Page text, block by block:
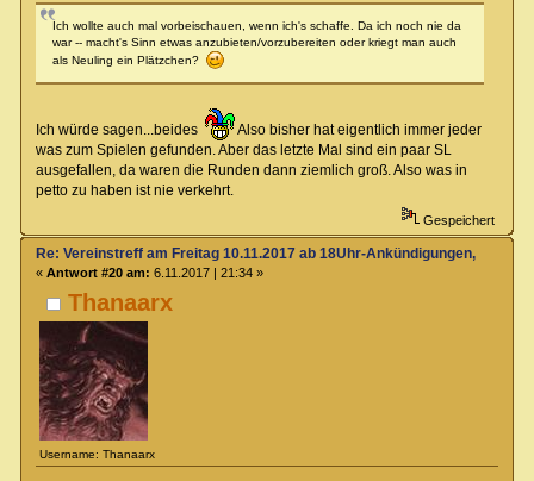
Ich wollte auch mal vorbeischauen, wenn ich's schaffe. Da ich noch nie da
war -- macht's Sinn etwas anzubieten/vorzubereiten oder kriegt man auch
als Neuling ein Plätzchen?
Ich würde sagen...beides
Also bisher hat eigentlich immer jeder
was zum Spielen gefunden. Aber das letzte Mal sind ein paar SL
ausgefallen, da waren die Runden dann ziemlich groß. Also was in
petto zu haben ist nie verkehrt.
Gespeichert
Thanaarx
Username: Thanaarx
Re: Vereinstreff am Freitag 10.11.2017 ab 18Uhr-Ankündigungen,
« Antwort #20 am: 6.11.2017 | 21:34 »